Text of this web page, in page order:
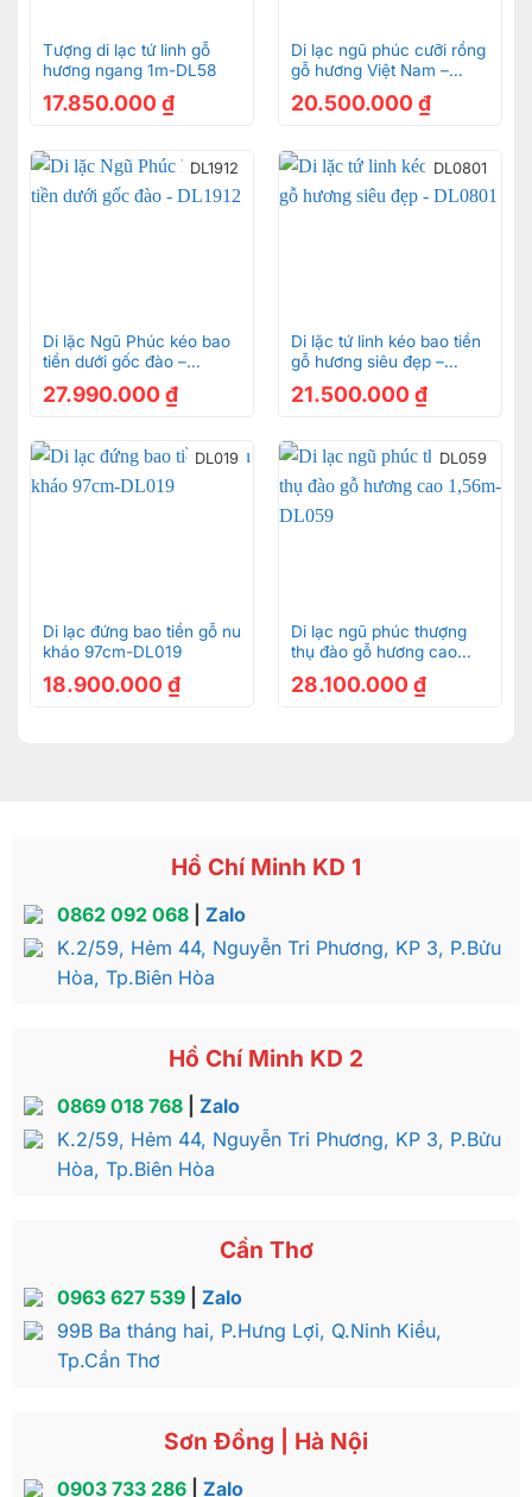
Tượng di lạc tứ linh gỗ
hương ngang 1m-DL58
17.850.000 ₫
Di lạc ngũ phúc cưỡi rồng
gỗ hương Việt Nam –
20.500.000 ₫
DL1912
Di lặc Ngũ Phúc kéo bao
tiền dưới gốc đào –
27.990.000 ₫
DL0801
Di lặc tứ linh kéo bao tiền
gỗ hương siêu đẹp –
21.500.000 ₫
DL019
Di lạc đứng bao tiền gỗ nu
kháo 97cm-DL019
18.900.000 ₫
DL059
Di lạc ngũ phúc thượng
thụ đào gỗ hương cao
28.100.000 ₫
Hồ Chí Minh KD 1
0862 092 068| Zalo
K.2/59, Hẻm 44, Nguyễn Tri Phương, KP 3, P.Bửu
Hòa, Tp.Biên Hòa
Hồ Chí Minh KD 2
0869 018 768| Zalo
K.2/59, Hẻm 44, Nguyễn Tri Phương, KP 3, P.Bửu
Hòa, Tp.Biên Hòa
Cần Thơ
0963 627 539| Zalo
99B Ba tháng hai, P.Hưng Lợi, Q.Ninh Kiều,
Tp.Cần Thơ
Sơn Đồng | Hà Nội
0903 733 286| Zalo